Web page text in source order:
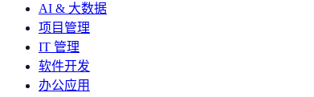
AI & 大数据
项目管理
IT 管理
软件开发
办公应用